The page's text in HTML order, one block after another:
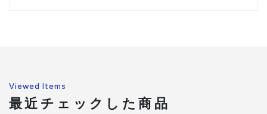
Viewed Items
最近チェックした商品